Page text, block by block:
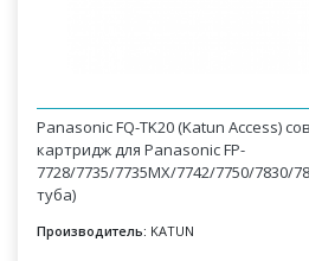
Panasonic FQ-TK20 (Katun Access)
картридж для Panasonic FP-
7728/7735/7735MX/7742/7750/7830/
туба)
Производитель: KATUN